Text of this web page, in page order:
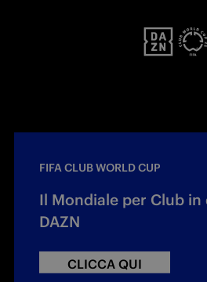
FIFA CLUB WORLD CUP
Il Mondiale per Club in
DAZN
CLICCA QUI